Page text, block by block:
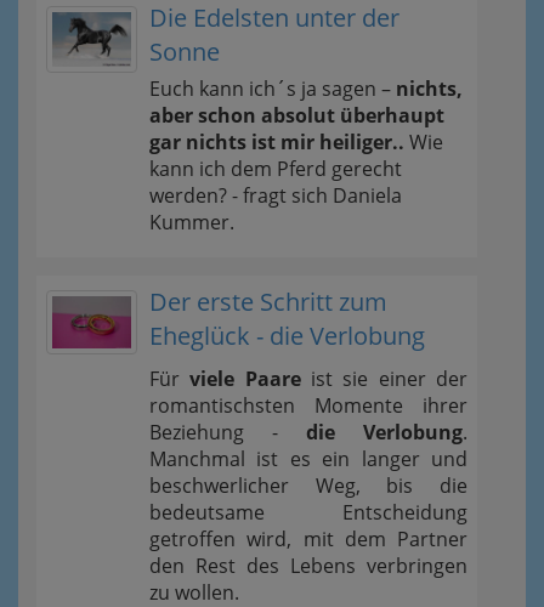
Die Edelsten unter der
Sonne
Euch kann ich´s ja sagen – nichts,
aber schon absolut überhaupt
gar nichts ist mir heiliger.. Wie
kann ich dem Pferd gerecht
werden? - fragt sich Daniela
Kummer.
Der erste Schritt zum
Eheglück - die Verlobung
Fürviele Paareist sie einer der
romantischsten Momente ihrer
Beziehung - die Verlobung.
Manchmal ist es ein langer und
beschwerlicher Weg, bis die
bedeutsame Entscheidung
getroffen wird, mit dem Partner
den Rest des Lebens verbringen
zu wollen.